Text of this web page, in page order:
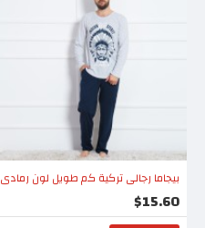
بيجاما رجالي تركية كم طويل لون رمادي
$15.60